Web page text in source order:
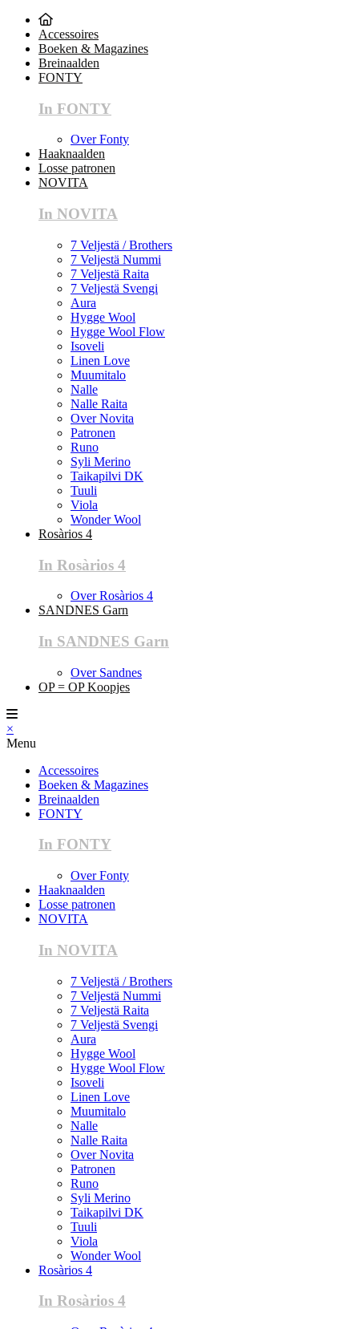
Accessoires
Boeken & Magazines
Breinaalden
FONTY
In FONTY
Over Fonty
Haaknaalden
Losse patronen
NOVITA
In NOVITA
7 Veljestä / Brothers
7 Veljestä Nummi
7 Veljestä Raita
7 Veljestä Svengi
Aura
Hygge Wool
Hygge Wool Flow
Isoveli
Linen Love
Muumitalo
Nalle
Nalle Raita
Over Novita
Patronen
Runo
Syli Merino
Taikapilvi DK
Tuuli
Viola
Wonder Wool
Rosàrios 4
In Rosàrios 4
Over Rosàrios 4
SANDNES Garn
In SANDNES Garn
Over Sandnes
OP = OP Koopjes
×
Menu
Accessoires
Boeken & Magazines
Breinaalden
FONTY
In FONTY
Over Fonty
Haaknaalden
Losse patronen
NOVITA
In NOVITA
7 Veljestä / Brothers
7 Veljestä Nummi
7 Veljestä Raita
7 Veljestä Svengi
Aura
Hygge Wool
Hygge Wool Flow
Isoveli
Linen Love
Muumitalo
Nalle
Nalle Raita
Over Novita
Patronen
Runo
Syli Merino
Taikapilvi DK
Tuuli
Viola
Wonder Wool
Rosàrios 4
In Rosàrios 4